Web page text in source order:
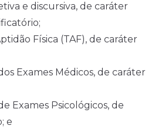
e discursiva, de caráter
Física (TAF), de caráter
Exames Médicos, de caráter
Exames Psicológicos, de
e